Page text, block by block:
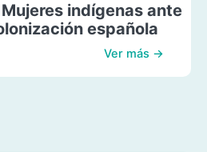
indígenas ante
española
Ver más →